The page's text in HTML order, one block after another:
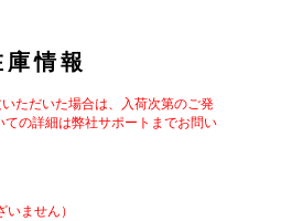
庫情報
ただいた場合は、入荷次第のご発
の詳細は弊社サポートまでお問い
ません）